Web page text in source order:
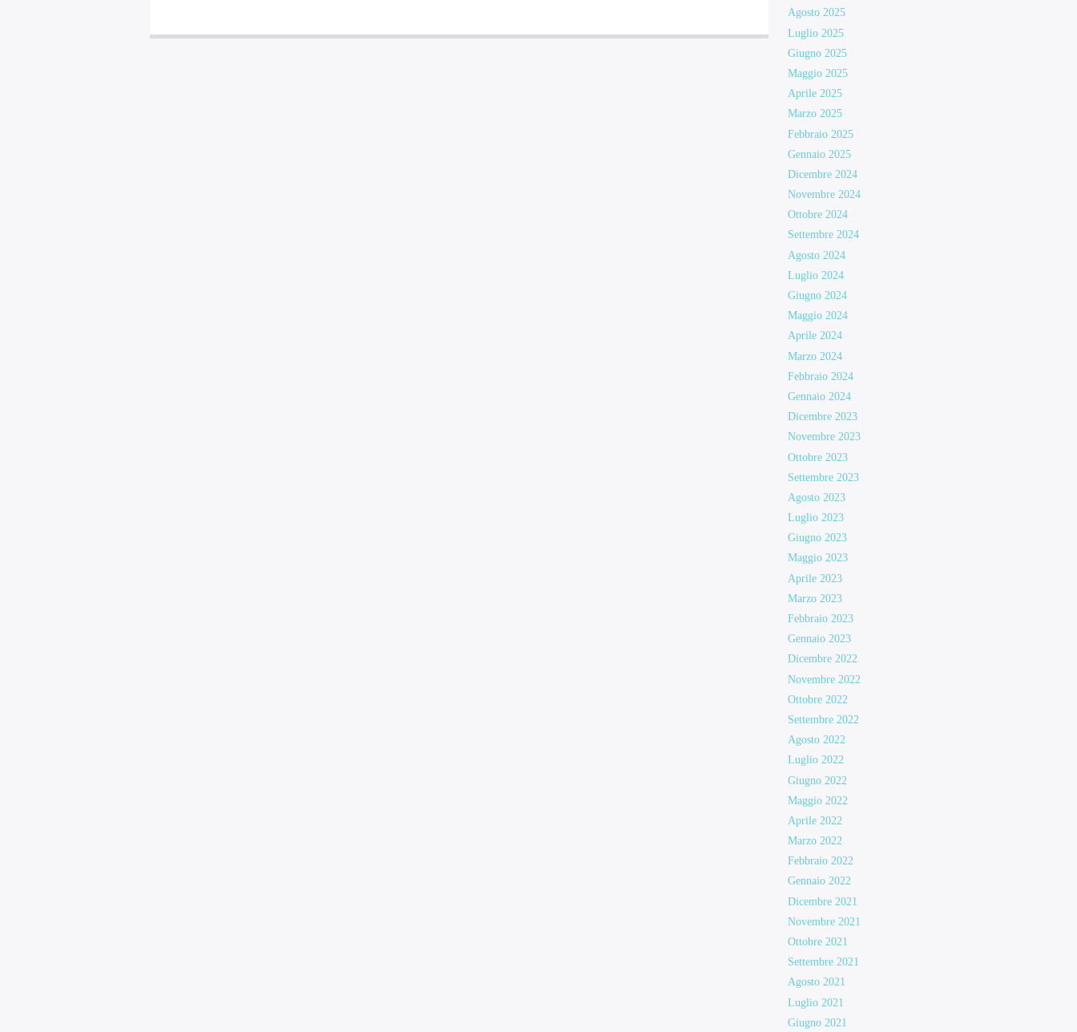
Agosto 2025
Luglio 2025
Giugno 2025
Maggio 2025
Aprile 2025
Marzo 2025
Febbraio 2025
Gennaio 2025
Dicembre 2024
Novembre 2024
Ottobre 2024
Settembre 2024
Agosto 2024
Luglio 2024
Giugno 2024
Maggio 2024
Aprile 2024
Marzo 2024
Febbraio 2024
Gennaio 2024
Dicembre 2023
Novembre 2023
Ottobre 2023
Settembre 2023
Agosto 2023
Luglio 2023
Giugno 2023
Maggio 2023
Aprile 2023
Marzo 2023
Febbraio 2023
Gennaio 2023
Dicembre 2022
Novembre 2022
Ottobre 2022
Settembre 2022
Agosto 2022
Luglio 2022
Giugno 2022
Maggio 2022
Aprile 2022
Marzo 2022
Febbraio 2022
Gennaio 2022
Dicembre 2021
Novembre 2021
Ottobre 2021
Settembre 2021
Agosto 2021
Luglio 2021
Giugno 2021